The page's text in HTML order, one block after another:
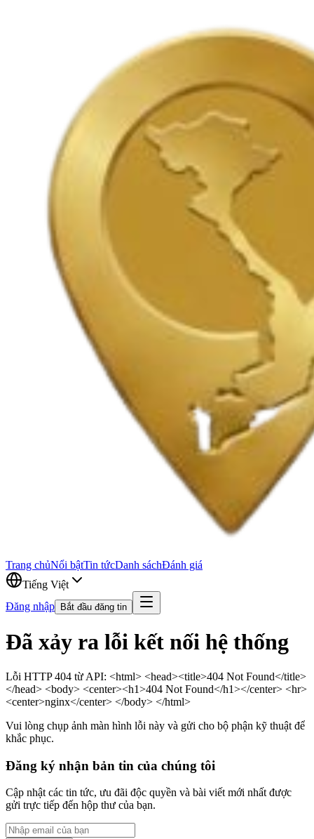
Trang chủNổi bậtTin tứcDanh sáchĐánh giá
Tiếng Việt
Đăng nhập
Bắt đầu đăng tin
Đã xảy ra lỗi kết nối hệ thống
Lỗi HTTP 404 từ API: <html> <head><title>404 Not Found</title>
</head> <body> <center><h1>404 Not Found</h1></center> <hr>
<center>nginx</center> </body> </html>
Vui lòng chụp ảnh màn hình lỗi này và gửi cho bộ phận kỹ thuật để
khắc phục.
Đăng ký nhận bản tin của chúng tôi
Cập nhật các tin tức, ưu đãi độc quyền và bài viết mới nhất được
gửi trực tiếp đến hộp thư của bạn.